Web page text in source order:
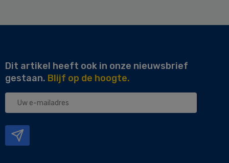
Dit artikel heeft ook in onze nieuwsbrief
gestaan. Blijf op de hoogte.
Uw